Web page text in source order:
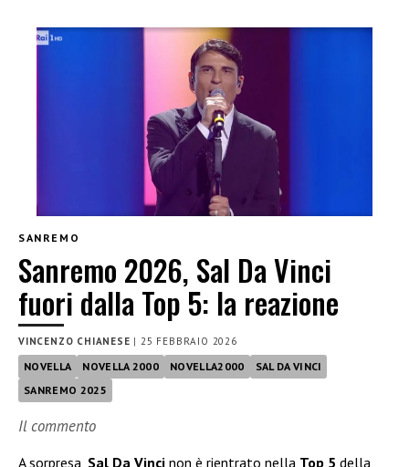
SANREMO
Sanremo 2026, Sal Da Vinci
fuori dalla Top 5: la reazione
VINCENZO CHIANESE | 25 FEBBRAIO 2026
NOVELLA NOVELLA 2000 NOVELLA2000
SAL DA VINCI
SANREMO 2025
Il commento
A sorpresa, Sal Da Vinci non è rientrato nella Top 5 della